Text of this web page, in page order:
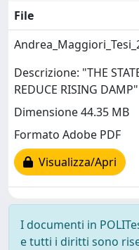
File
Descrizione: "THE
REDUCE RISING DAMP"
Dimensione 44.35 MB
Formato Adobe PDF
Visualizza/Apri
I documenti in
e tutti i diritti sono